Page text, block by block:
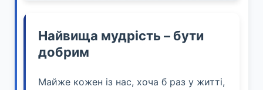
Найвища мудрість – бути
добрим
Майже кожен із нас, хоча б раз у житті,